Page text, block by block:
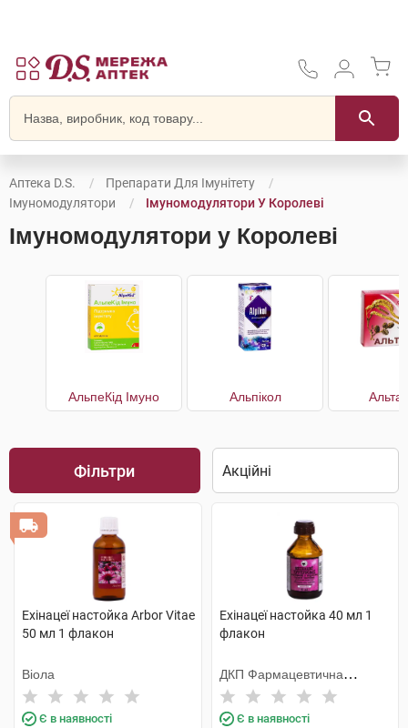
Аптека D.S.
Препарати Для Імунітету
Імуномодулятори
Імуномодулятори У Королеві
Імуномодулятори у Королеві
АльпеКід Імуно Альпікол
Фільтри
Ехінацеї настойка Arbor Vitae
50 мл 1 флакон
Віола
Є в наявності
Ехінацеї настойка 40 мл 1
флакон
ДКП Фармацевтична
фабрика
Є в наявності